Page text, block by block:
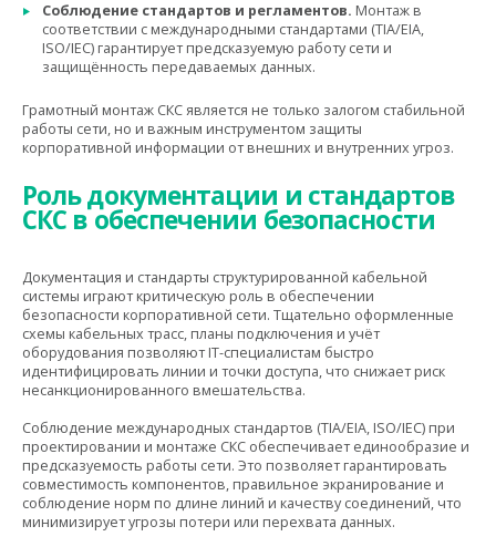
Соблюдение стандартов и регламентов. Монтаж в
соответствии с международными стандартами (TIA/EIA,
ISO/IEC) гарантирует предсказуемую работу сети и
защищённость передаваемых данных.
Грамотный монтаж СКС является не только залогом стабильной
работы сети, но и важным инструментом защиты
корпоративной информации от внешних и внутренних угроз.
Роль документации и стандартов
СКС в обеспечении безопасности
Документация и стандарты структурированной кабельной
системы играют критическую роль в обеспечении
безопасности корпоративной сети. Тщательно оформленные
схемы кабельных трасс, планы подключения и учёт
оборудования позволяют IT-специалистам быстро
идентифицировать линии и точки доступа, что снижает риск
несанкционированного вмешательства.
Соблюдение международных стандартов (TIA/EIA, ISO/IEC) при
проектировании и монтаже СКС обеспечивает единообразие и
предсказуемость работы сети. Это позволяет гарантировать
совместимость компонентов, правильное экранирование и
соблюдение норм по длине линий и качеству соединений, что
минимизирует угрозы потери или перехвата данных.